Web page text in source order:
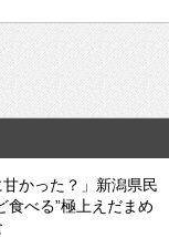
甘かった？」新潟県民
食べる”極上えだまめ